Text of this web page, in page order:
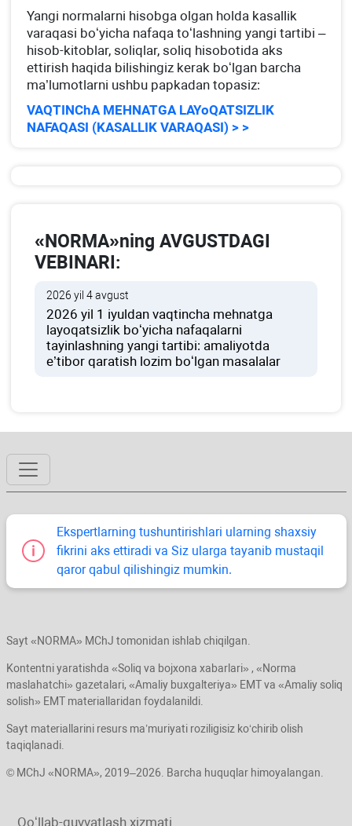
Yangi normalarni hisobga olgan holda kasallik
varaqasi boʻyicha nafaqa toʻlashning yangi tartibi –
hisob-kitoblar, soliqlar, soliq hisobotida aks
ettirish haqida bilishingiz kerak boʻlgan barcha
ma’lumotlarni ushbu papkadan topasiz:
VAQTINChA MEHNATGA LAYoQATSIZLIK
NAFAQASI (KASALLIK VARAQASI) > >
«NORMA»ning AVGUSTDAGI
VEBINARI:
2026 yil 4 avgust
2026 yil 1 iyuldan vaqtincha mehnatga
layoqatsizlik boʻyicha nafaqalarni
tayinlashning yangi tartibi: amaliyotda
e’tibor qaratish lozim boʻlgan masalalar
Ekspertlarning tushuntirishlari ularning shaхsiy
fikrini aks ettiradi va Siz ularga tayanib mustaqil
qaror qabul qilishingiz mumkin.
Sayt «NORMA» MChJ tomonidan ishlab chiqilgan.
Kontentni yaratishda «Soliq va bojхona хabarlari» , «Norma
maslahatchi» gazetalari, «Amaliy buхgalteriya» EMT va «Amaliy soliq
solish» EMT materiallaridan foydalanildi.
Sayt materiallarini resurs ma’muriyati roziligisiz koʻchirib olish
taqiqlanadi.
© MChJ «NORMA», 2019–2026. Barcha huquqlar himoyalangan.
Qoʻllab-quvvatlash хizmati